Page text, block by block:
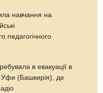
навчання на
педагогічного
в евакуації в
Уфи (Башкирія), де